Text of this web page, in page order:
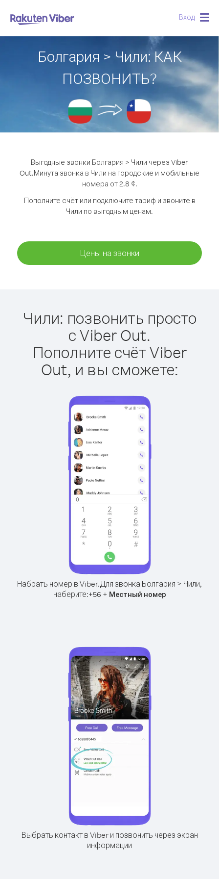
Вход
Болгария > Чили: КАК
ПОЗВОНИТЬ?
Выгодные звонки Болгария > Чили через Viber
Out.Минута звонка в Чили на городские и мобильные
номера от 2.8 ¢.
Пополните счёт или подключите тариф и звоните в
Чили по выгодным ценам.
Цены на звонки
Чили: позвонить просто
с Viber Out.
Пополните счёт Viber
Out, и вы сможете:
Набрать номер в Viber.Для звонка Болгария > Чили,
наберите:+56 + Местный номер
Выбрать контакт в Viber и позвонить через экран
информации